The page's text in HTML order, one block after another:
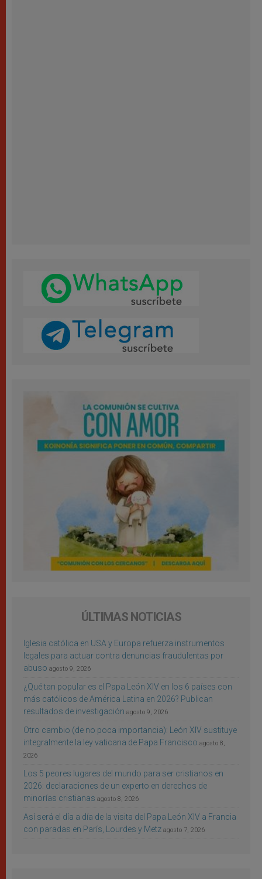
ÚLTIMAS NOTICIAS
Iglesia católica en USA y Europa refuerza instrumentos
legales para actuar contra denuncias fraudulentas por
abuso agosto 9, 2026
¿Qué tan popular es el Papa León XIV en los 6 países con
más católicos de América Latina en 2026? Publican
resultados de investigación agosto 9, 2026
Otro cambio (de no poca importancia): León XIV sustituye
integralmente la ley vaticana de Papa Francisco agosto 8,
2026
Los 5 peores lugares del mundo para ser cristianos en
2026: declaraciones de un experto en derechos de
minorías cristianas agosto 8, 2026
Así será el día a día de la visita del Papa León XIV a Francia
con paradas en París, Lourdes y Metz agosto 7, 2026